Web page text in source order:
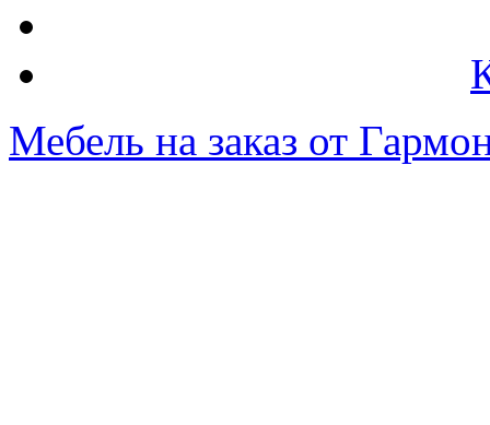
Мебель на заказ от